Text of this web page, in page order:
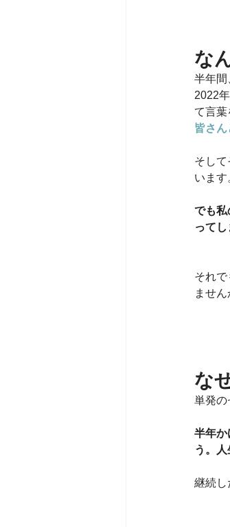
な
半年間
2022
て言葉
皆さん
そし
います
でも私
って
それ
ません
な
単発の
半年か
う。
継続し